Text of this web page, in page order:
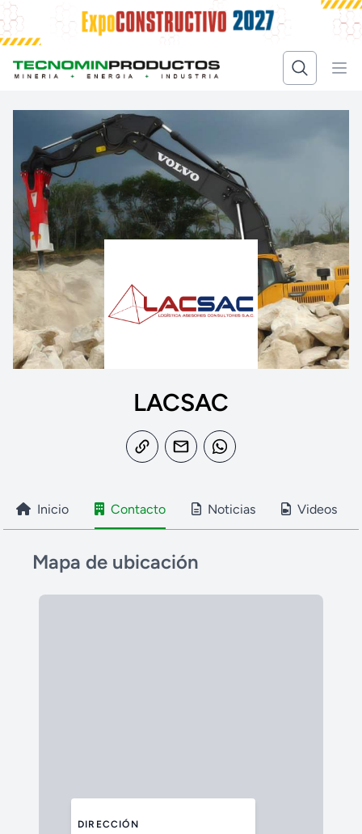
LACSAC
Inicio Contacto Noticias Videos
Mapa de ubicación
DIRECCIÓN